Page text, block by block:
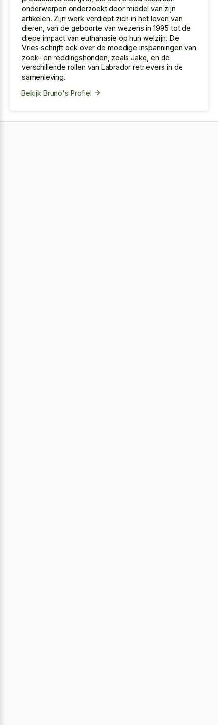
onderwerpen onderzoekt door middel van zijn
artikelen. Zijn werk verdiept zich in het leven van
dieren, van de geboorte van wezens in 1995 tot de
diepe impact van euthanasie op hun welzijn. De
Vries schrijft ook over de moedige inspanningen van
zoek- en reddingshonden, zoals Jake, en de
verschillende rollen van Labrador retrievers in de
samenleving.
Bekijk Bruno's Profiel